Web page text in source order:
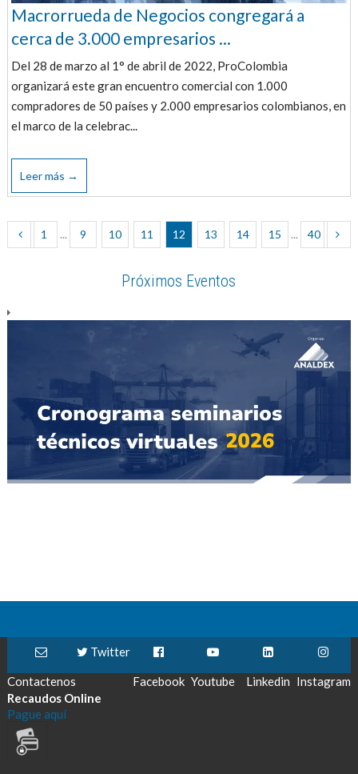
Macrorrueda de Negocios congregará a
cerca de 3.000 empresarios ...
Del 28 de marzo al 1° de abril de 2022, ProColombia
organizará este gran encuentro comercial con 1.000
compradores de 50 países y 2.000 empresarios colombianos, en
el marco de la celebrac...
Leer más →
1 ... 9 10 11 12 13 14 15 ... 40
Próximos Eventos
Contactenos
Twitter
Facebook Youtube Linkedin Instagram
Recaudos Online
Pague aquí